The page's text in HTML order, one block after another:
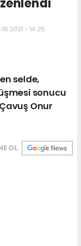
- 14:25
selde,
sonucu
Onur
OL